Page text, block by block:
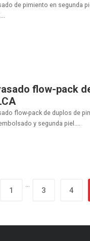
de pimiento en segunda
flow-pack
flow-pack de duplos de
y segunda piel....
1 3 4